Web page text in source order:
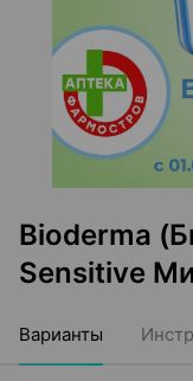
Bioderma
Sensitive
Варианты